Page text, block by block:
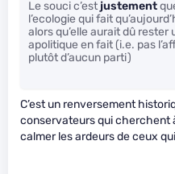
Le souci c’estjustement
l’ecologie qui fait
alors qu’elle aurait dû
apolitique en fait (i.e. pas
plutôt d’aucun parti)
C’est un renversement
conservateurs qui cherchent
calmer les ardeurs de ceux